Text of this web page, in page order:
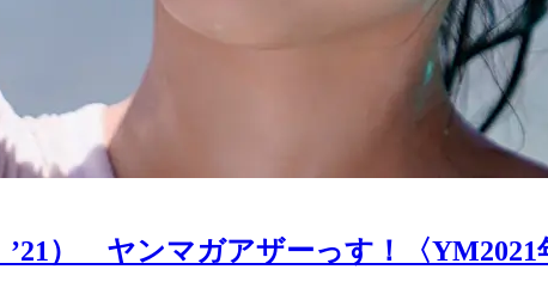
） ヤンマガアザーっす！〈YM2021